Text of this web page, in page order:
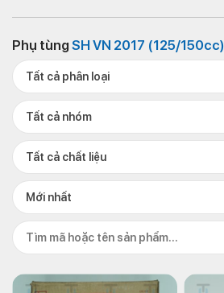
Phụ tùng SH VN 2017 (125/150cc)
Tất cả phân loại
Tất cả nhóm
Tất cả chất liệu
Mới nhất